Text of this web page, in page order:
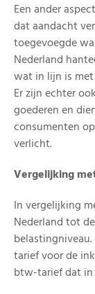
Een ander
dat aandacht
toegevoegde
Nederland
wat in lijn is met
Er zijn echter
goederen en
consumenten
verlicht.
Vergelijking
In vergelijking
Nederland tot
tarief voor de
btw-tarief dat